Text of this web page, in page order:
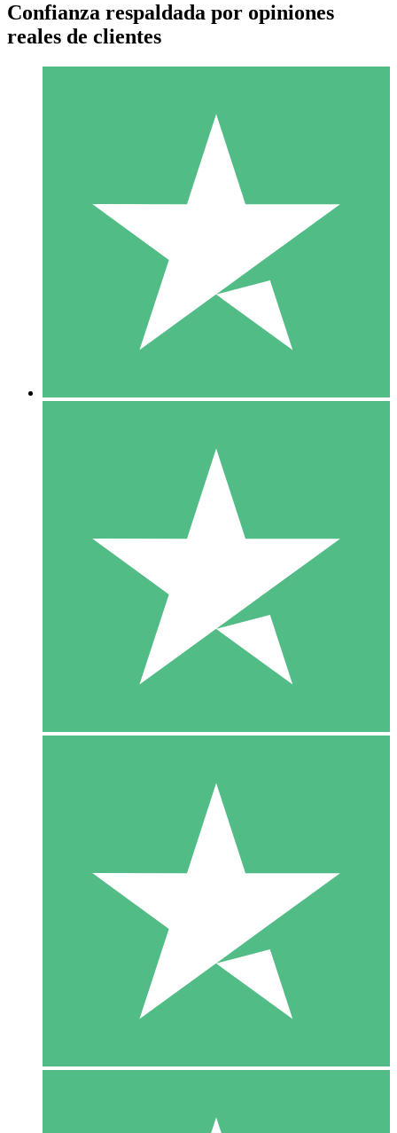
Paquetes de Créditos Individuales
Paga según el uso con créditos de descarga. Sin compromiso
10 00
10 Descargas
20 00
Confianza respaldada por opiniones
reales de clientes